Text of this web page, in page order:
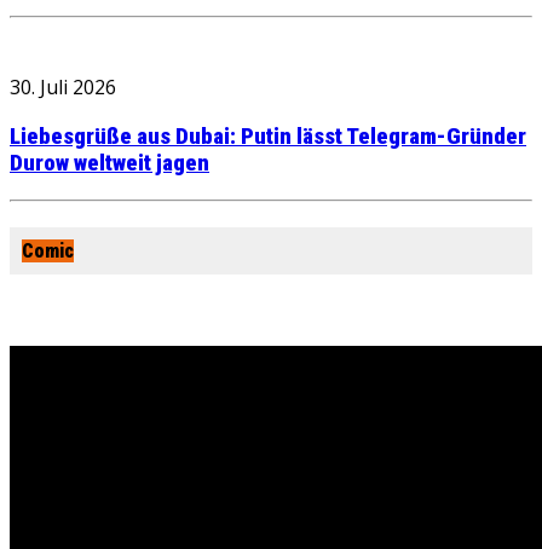
30. Juli 2026
Liebesgrüße aus Dubai: Putin lässt Telegram-Gründer
Durow weltweit jagen
Comic